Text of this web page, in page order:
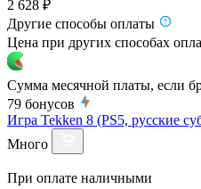
2 628 ₽
Другие способы оплаты
Цена при других способах
Сумма месячной платы, если
79 бонусов
Игра Tekken 8 (PS5, русские
Много
При оплате наличными